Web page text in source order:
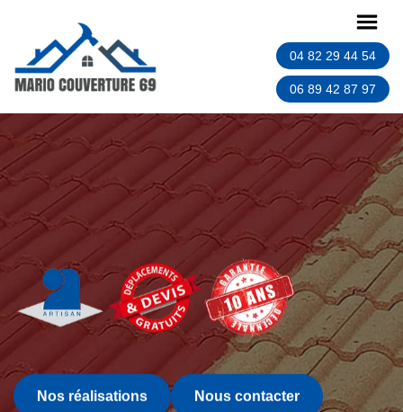
04 82 29 44 54
06 89 42 87 97
Nos réalisations Nous contacter